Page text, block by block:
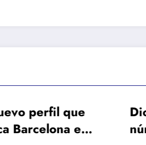
los
del fichje